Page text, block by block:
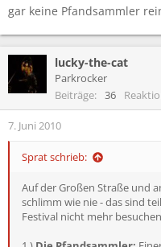
gar keine Pfandsammler
lucky-the-cat
Parkrocker
Beiträge
36
7. Juni 2010
Sprat schrieb:
Auf der Großen Straße und
schlimm wie nie - das sind
Festival nicht mehr